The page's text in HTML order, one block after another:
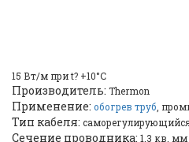
15 Вт/м при t? +10°C
Производитель: Thermon
Применение: обогрев труб ,
Тип кабеля:
Cечение проводника: 1.3 кв. мм